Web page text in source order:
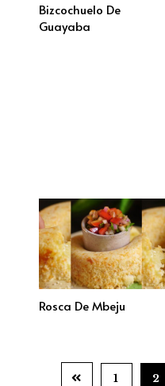
Bizcochuelo De
Guayaba
Rosca De Mbeju
1 2